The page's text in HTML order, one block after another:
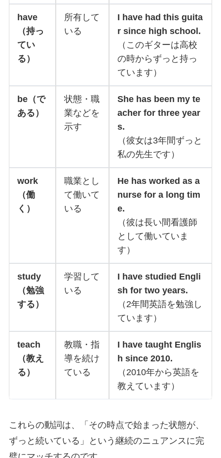
have
（持っ
てい
る）
所有して
いる
I have had this guita
r since high school.
（このギターは高校
の時からずっと持っ
ています）
be（で
ある）
状態・職
業などを
示す
She has been my te
acher for three year
s.
（彼女は3年間ずっと
私の先生です）
work
（働
く）
職業とし
て働いて
いる
He has worked as a
nurse for a long tim
e.
（彼は長い間看護師
として働いていま
す）
study
（勉強
する）
学習して
いる
I have studied Engli
sh for two years.
（2年間英語を勉強し
ています）
teach
（教え
る）
教職・指
導を続け
ている
I have taught Englis
h since 2010.
（2010年から英語を
教えています）
これらの動詞は、「その時点で始まった状態が、
ずっと続いている」という継続のニュアンスに完